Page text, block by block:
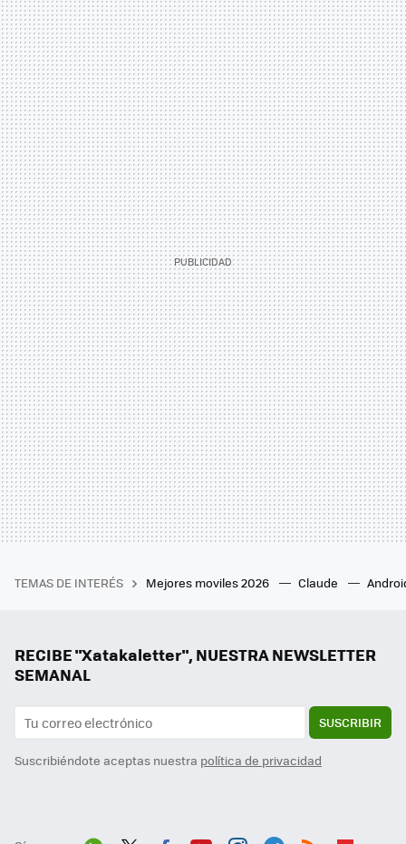
TEMAS DE INTERÉS Mejores moviles 2026 Claude
RECIBE "Xatakaletter", NUESTRA NEWSLETTER
SEMANAL
SUSCRIBIR
Suscribiéndote aceptas nuestra política de privacidad